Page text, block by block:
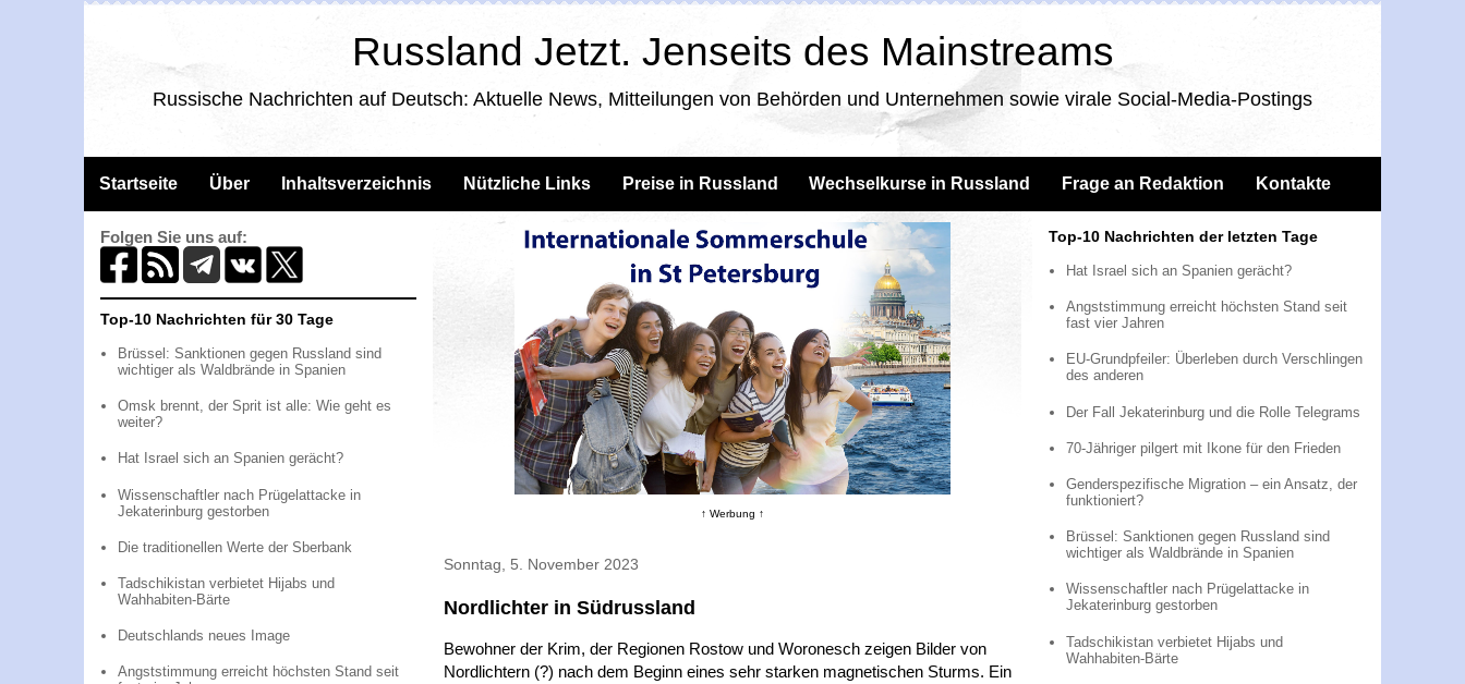
Russland Jetzt. Jenseits des Mainstreams
Russische Nachrichten auf Deutsch: Aktuelle News, Mitteilungen von Behörden und Unternehmen sowie virale Social-Media-Postings
Startseite Über Inhaltsverzeichnis Nützliche Links Preise in Russland Wechselkurse in Russland Frage an Redaktion Kontakte
↑ Werbung ↑
Sonntag, 5. November 2023
Nordlichter in Südrussland
Bewohner der Krim, der Regionen Rostow und Woronesch zeigen Bilder von
Nordlichtern (?) nach dem Beginn eines sehr starken magnetischen Sturms. Ein
Folgen Sie uns auf:
Top-10 Nachrichten für 30 Tage
Brüssel: Sanktionen gegen Russland sind
wichtiger als Waldbrände in Spanien
Omsk brennt, der Sprit ist alle: Wie geht es
weiter?
Hat Israel sich an Spanien gerächt?
Wissenschaftler nach Prügelattacke in
Jekaterinburg gestorben
Die traditionellen Werte der Sberbank
Tadschikistan verbietet Hijabs und
Wahhabiten-Bärte
Deutschlands neues Image
Angststimmung erreicht höchsten Stand seit
Top-10 Nachrichten der letzten Tage
Hat Israel sich an Spanien gerächt?
Angststimmung erreicht höchsten Stand seit
fast vier Jahren
EU-Grundpfeiler: Überleben durch Verschlingen
des anderen
Der Fall Jekaterinburg und die Rolle Telegrams
70-Jähriger pilgert mit Ikone für den Frieden
Genderspezifische Migration – ein Ansatz, der
funktioniert?
Brüssel: Sanktionen gegen Russland sind
wichtiger als Waldbrände in Spanien
Wissenschaftler nach Prügelattacke in
Jekaterinburg gestorben
Tadschikistan verbietet Hijabs und
Wahhabiten-Bärte